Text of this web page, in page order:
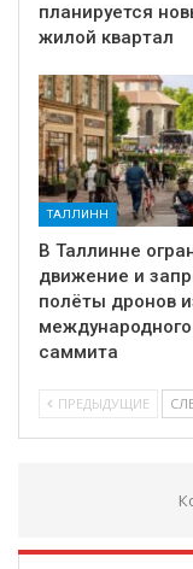
планируется
жилой квартал
ТАЛЛИНН
В Таллинне
движение и
полёты дронов
международного
саммита
ПРЕДЫДУЩИЕ